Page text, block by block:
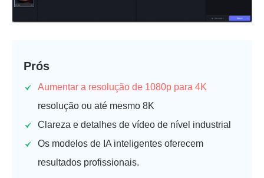
Prós
Aumentar a resolução de 1080p para 4K
resolução ou até mesmo 8K
Clareza e detalhes de vídeo de nível industrial
Os modelos de IA inteligentes oferecem
resultados profissionais.